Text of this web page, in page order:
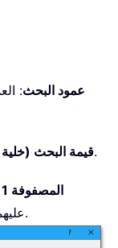
عمود البحث:
قيمة البحث: القيمة التي ترغب في البحث عنها.
المصفوفة 1 والمصفوفة 2
عليهما بعد البحث عن القيمة.